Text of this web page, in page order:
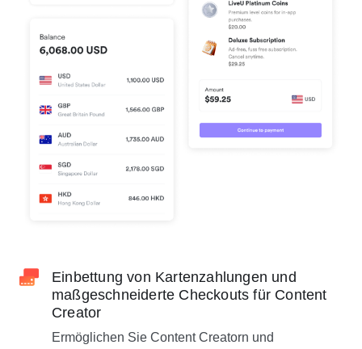
Einbettung von Kartenzahlungen und
maßgeschneiderte Checkouts für Content
Creator
Ermöglichen Sie Content Creatorn und